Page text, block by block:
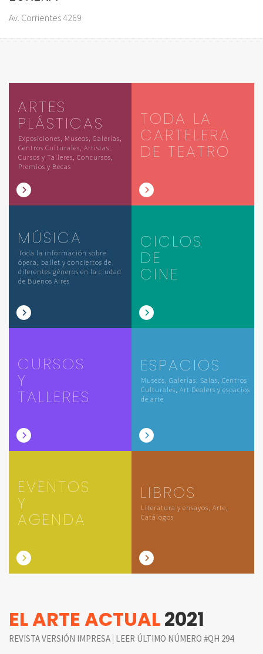
Av. Corrientes 4269
ARTES
PLÁSTICAS
Exposiciones, Museos, Galerías,
Centros Culturales, Artistas,
Cursos y Talleres, Concursos,
Premios y Becas
TODA LA
CARTELERA
DE TEATRO
MÚSICA
Toda la información sobre
ópera, ballet y conciertos de
diferentes géneros en la ciudad
de Buenos Aires
CICLOS
DE
CINE
CURSOS
Y
TALLERES
ESPACIOS
Museos, Galerías, Salas, Centros
Culturales, Art Dealers y espacios
de arte
EVENTOS
Y
AGENDA
LIBROS
Literatura y ensayos, Arte,
Catálogos
EL ARTE ACTUAL2021
REVISTA VERSIÓN IMPRESA | LEER ÚLTIMO NÚMERO #QH 294